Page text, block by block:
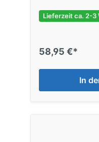
Lieferzeit ca. 2-3
58,95 €*
In